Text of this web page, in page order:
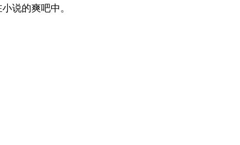
说的爽吧中。